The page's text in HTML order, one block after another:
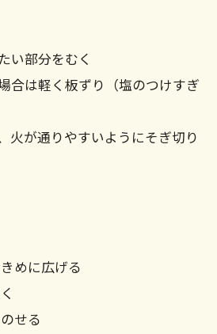
い部分をむく
合は軽く板ずり（塩のつけすぎ
火が通りやすいようにそぎ切り
めに広げる
せる